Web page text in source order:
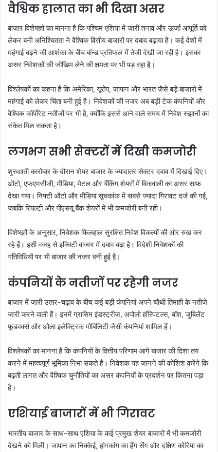
वैश्विक हालात का भी दिखा असर
बाजार विशेषज्ञों का मानना है कि पश्चिम एशिया में जारी तनाव और ऊर्जा आपूर्ति को
लेकर बनी अनिश्चितता ने वैश्विक वित्तीय बाजारों पर दबाव बढ़ाया है। कई देशों में
महंगाई बढ़ने की आशंका के बीच बॉन्ड प्रतिफल में तेजी देखी जा रही है। इसका
असर निवेशकों की जोखिम लेने की क्षमता पर भी पड़ रहा है।
विश्लेषकों का कहना है कि अमेरिका, यूरोप, जापान और भारत जैसे बड़े बाजारों में
महंगाई को लेकर चिंता बनी हुई है। निवेशकों की नजर अब बड़ी टेक कंपनियों और
वैश्विक कॉर्पोरेट नतीजों पर भी है, क्योंकि इससे आने वाले समय में निवेश रुझानों का
संकेत मिल सकता है।
लगभग सभी सेक्टरों में दिखी कमजोरी
शुरुआती कारोबार के दौरान शेयर बाजार के ज्यादातर सेक्टर दबाव में दिखाई दिए।
ऑटो, एफएमसीजी, मीडिया, मेटल और बैंकिंग शेयरों में बिकवाली का असर साफ
देखा गया। निफ्टी ऑटो और मीडिया सूचकांक में सबसे ज्यादा गिरावट दर्ज की गई,
जबकि रियल्टी और पीएसयू बैंक शेयरों में भी कमजोरी बनी रही।
विशेषज्ञों के अनुसार, निवेशक फिलहाल सुरक्षित निवेश विकल्पों की ओर रुख कर
रहे हैं। इसी वजह से इक्विटी बाजार में दबाव बढ़ा है। विदेशी निवेशकों की
गतिविधियों पर भी बाजार की नजर बनी हुई है।
कंपनियों के नतीजों पर रहेगी नजर
बाजार में जारी उतार-चढ़ाव के बीच कई बड़ी कंपनियां अपने चौथी तिमाही के नतीजे
जारी करने वाली हैं। इनमें ग्रासिम इंडस्ट्रीज, अपोलो हॉस्पिटल्स, बॉश, जुबिलेंट
फूडवर्क्स और ओला इलेक्ट्रिक मोबिलिटी जैसी कंपनियां शामिल हैं।
विश्लेषकों का मानना है कि कंपनियों के वित्तीय परिणाम आगे बाजार की दिशा तय
करने में महत्वपूर्ण भूमिका निभा सकते हैं। निवेशक यह जानने की कोशिश करेंगे कि
बढ़ती लागत और वैश्विक चुनौतियों का असर कंपनियों के प्रदर्शन पर कितना पड़ा
है।
एशियाई बाजारों में भी गिरावट
भारतीय बाजार के साथ-साथ एशिया के कई प्रमुख शेयर बाजारों में भी कमजोरी
देखने को मिली। जापान का निक्केई, हांगकांग का हैंग सेंग और दक्षिण कोरिया का